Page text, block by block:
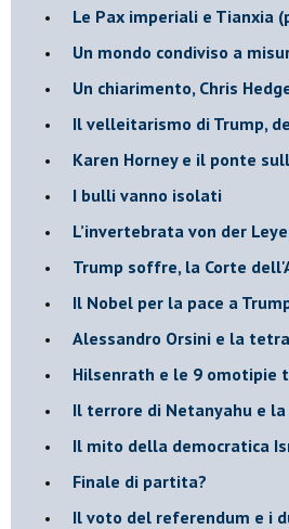
Le Pax imperiali e Tianxia
Un mondo condiviso a
​Un chiarimento, Chris
Il velleitarismo di Trump,
​Karen Horney e il ponte
​I bulli vanno isolati
L’invertebrata von der
Trump soffre, la Corte
​Il Nobel per la pace a
​Alessandro Orsini e la
​Hilsenrath e le 9 omotipie
​Il terrore di Netanyahu e
Il mito della democratica
​Finale di partita?
​Il voto del referendum e i